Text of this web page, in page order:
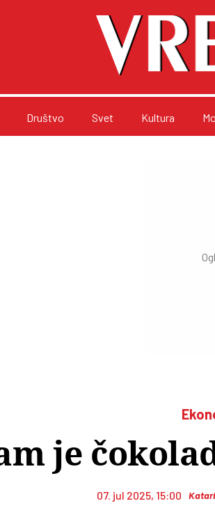
Društvo Svet Kultura
je
07. jul 2025, 15:00